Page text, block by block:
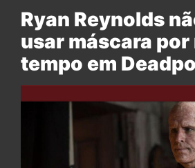
Ryan Reynolds
usar máscara
tempo em